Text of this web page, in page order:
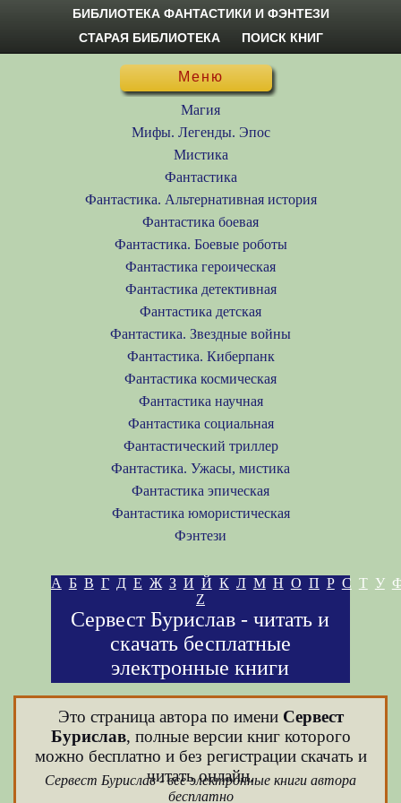
БИБЛИОТЕКА ФАНТАСТИКИ И ФЭНТЕЗИ
СТАРАЯ БИБЛИОТЕКА
ПОИСК КНИГ
Меню
Магия
Мифы. Легенды. Эпос
Мистика
Фантастика
Фантастика. Альтернативная история
Фантастика боевая
Фантастика. Боевые роботы
Фантастика героическая
Фантастика детективная
Фантастика детская
Фантастика. Звездные войны
Фантастика. Киберпанк
Фантастика космическая
Фантастика научная
Фантастика социальная
Фантастический триллер
Фантастика. Ужасы, мистика
Фантастика эпическая
Фантастика юмористическая
Фэнтези
А Б В Г Д Е Ж З И Й К Л М Н О П Р С Т У
Z
Сервест Бурислав - читать и
скачать бесплатные
электронные книги
Это страница автора по имени Сервест
Бурислав, полные версии книг которого
можно бесплатно и без регистрации скачать и
читать онлайн.
Сервест Бурислав - все электронные книги автора
бесплатно